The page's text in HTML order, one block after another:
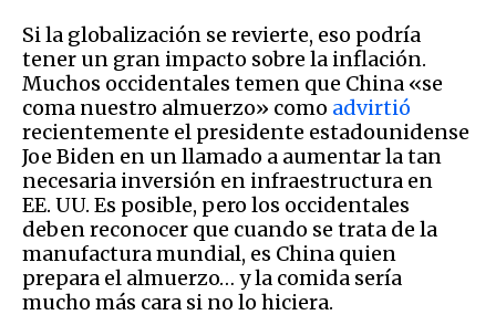
Si la globalización se revierte, eso podría
tener un gran impacto sobre la inflación.
Muchos occidentales temen que China «se
coma nuestro almuerzo» como advirtió
recientemente el presidente estadounidense
Joe Biden en un llamado a aumentar la tan
necesaria inversión en infraestructura en
EE. UU. Es posible, pero los occidentales
deben reconocer que cuando se trata de la
manufactura mundial, es China quien
prepara el almuerzo… y la comida sería
mucho más cara si no lo hiciera.